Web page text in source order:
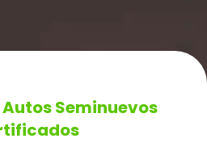
Seminuevos